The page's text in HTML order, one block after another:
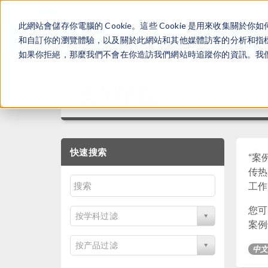
此網站會儲存你電腦的 Cookie。這些 Cookie 是用來收集關於你
和自訂你的瀏覽體驗，以及關於此網站和其他媒體訪客的分析和
如果你拒絕，那麼我們不會在你造訪我們網站時追蹤你的資訊。
快速搜索
按学科过滤
按产品过滤
“案
传
工
您
案
中文